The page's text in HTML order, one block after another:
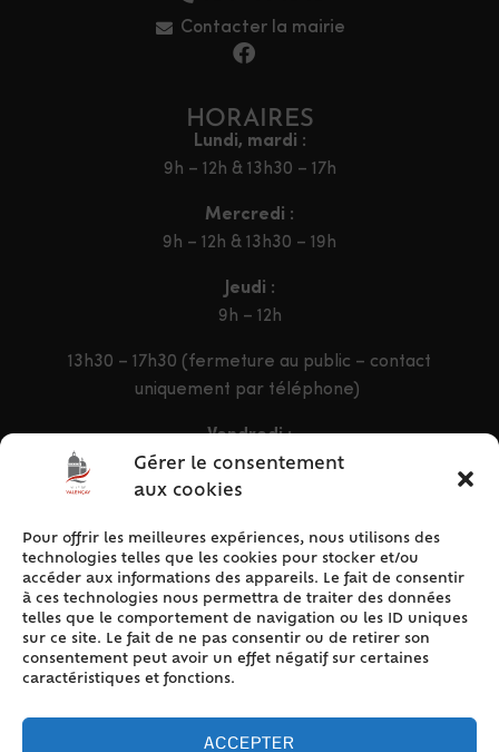
Gérer le consentement
aux cookies
Pour offrir les meilleures expériences, nous utilisons des
technologies telles que les cookies pour stocker et/ou
accéder aux informations des appareils. Le fait de consentir
à ces technologies nous permettra de traiter des données
telles que le comportement de navigation ou les ID uniques
sur ce site. Le fait de ne pas consentir ou de retirer son
consentement peut avoir un effet négatif sur certaines
caractéristiques et fonctions.
ACCEPTER
Contacter la mairie
HORAIRES
Lundi, mardi :
9h – 12h & 13h30 – 17h
Mercredi :
9h – 12h & 13h30 – 19h
Jeudi :
9h – 12h
13h30 – 17h30 (fermeture au public – contact
uniquement par téléphone)
Vendredi :
9h – 12h & 13h30 – 16h30
ACCÈS RAPIDE
Accueil
Contact
Plan du site
Mentions légales
Politique de cookies (UE)